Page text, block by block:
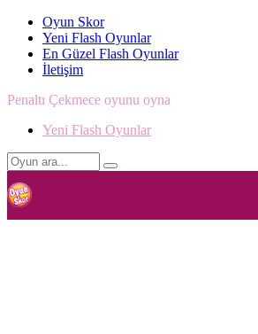
Oyun Skor
Yeni Flash Oyunlar
En Güzel Flash Oyunlar
İletişim
Penaltı Çekmece oyunu oyna
Yeni Flash Oyunlar